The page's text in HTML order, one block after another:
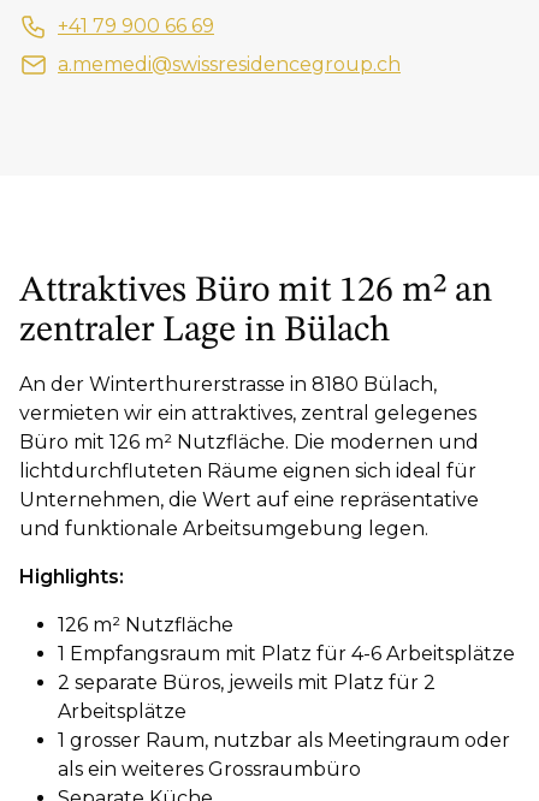
+41 79 900 66 69
a.memedi@swissresidencegroup.ch
Attraktives Büro mit 126 m² an
zentraler Lage in Bülach
An der Winterthurerstrasse in 8180 Bülach,
vermieten wir ein attraktives, zentral gelegenes
Büro mit 126 m² Nutzfläche. Die modernen und
lichtdurchfluteten Räume eignen sich ideal für
Unternehmen, die Wert auf eine repräsentative
und funktionale Arbeitsumgebung legen.
Highlights:
126 m² Nutzfläche
1 Empfangsraum mit Platz für 4-6 Arbeitsplätze
2 separate Büros, jeweils mit Platz für 2
Arbeitsplätze
1 grosser Raum, nutzbar als Meetingraum oder
als ein weiteres Grossraumbüro